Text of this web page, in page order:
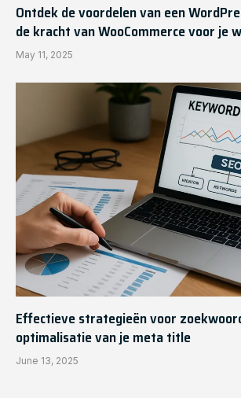
Ontdek de voordelen van een
de kracht van WooCommerce voor je
May 11, 2025
Effectieve strategieën voor
optimalisatie van je meta title
June 13, 2025